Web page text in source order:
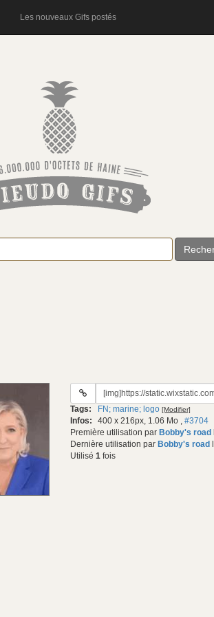
Les nouveaux Gifs postés
URL
gif:
Tags: FN; marine; logo [Modifier]
Infos: 400 x 216px, 1.06 Mo , #3704
Première utilisation par Bobby's road
Dernière utilisation par Bobby's road
Utilisé 1 fois